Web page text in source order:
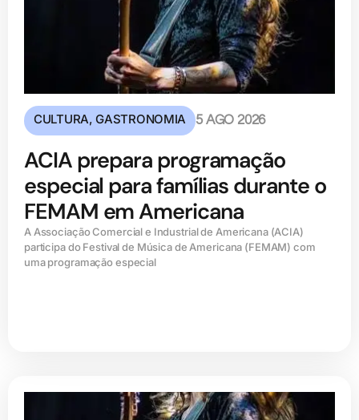
CULTURA,GASTRONOMIA 5 AGO 2026
ACIA prepara programação
especial para famílias durante o
FEMAM em Americana
A Associação Comercial e Industrial de Americana (ACIA)
participa do Festival de Música de Americana (FEMAM) com
uma programação especial